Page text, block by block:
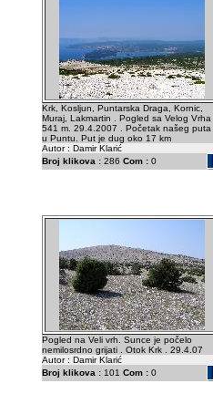
Krk, Kosljun, Puntarska Draga, Kornic,
Muraj, Lakmartin . Pogled sa Velog Vrha
541 m. 29.4.2007 . Početak našeg puta
u Puntu. Put je dug oko 17 km
Autor : Damir Klarić
Broj klikova :286 Com :0
Pogled na Veli vrh. Sunce je počelo
nemilosrdno grijati . Otok Krk . 29.4.07
Autor : Damir Klarić
Broj klikova :101 Com :0